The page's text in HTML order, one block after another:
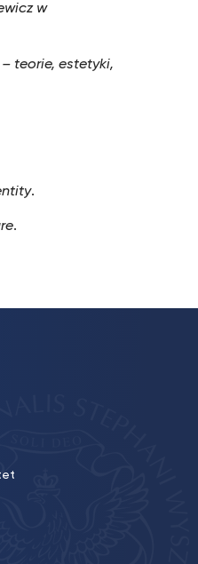
w
teorie, estetyki,
.
.